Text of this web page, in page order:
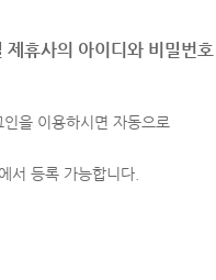
제휴사의 아이디와 비밀번호
을 이용하시면 자동으로
서 등록 가능합니다.